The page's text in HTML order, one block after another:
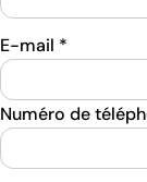
E-mail *
Numéro de